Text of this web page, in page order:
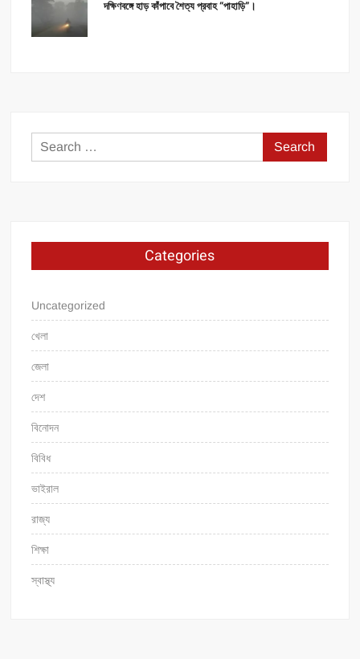
দক্ষিণবঙ্গে হাড় কাঁপাবে শৈত্য প্রবাহ “পাহাড়ি”।
Search
for:
Categories
Uncategorized
খেলা
জেলা
দেশ
বিনোদন
বিবিধ
ভাইরাল
রাজ্য
শিক্ষা
স্বাস্থ্য